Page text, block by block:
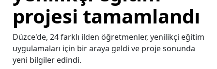
projesi tamamlandı
Düzce'de, 24 farklı ilden öğretmenler, yenilikçi eğitim
uygulamaları için bir araya geldi ve proje sonunda
yeni bilgiler edindi.